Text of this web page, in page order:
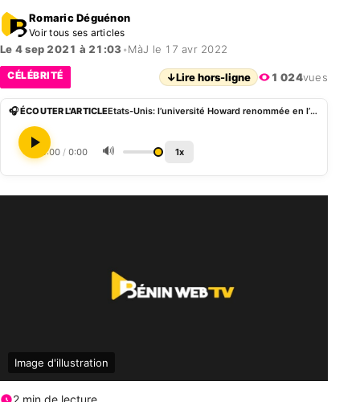
Romaric Déguénon
Voir tous ses articles
Le 4 sep 2021 à 21:03•MàJ le 17 avr 2022
CÉLÉBRITÉ ↓Lire hors-ligne 1 024vues
🎧 ÉCOUTER L'ARTICLE Etats-Unis: l’université Howard renommée en l’honneur de Chadwick Boseman (Black Panther)
0:00 / 0:00 🔊 1x
Image d'illustration